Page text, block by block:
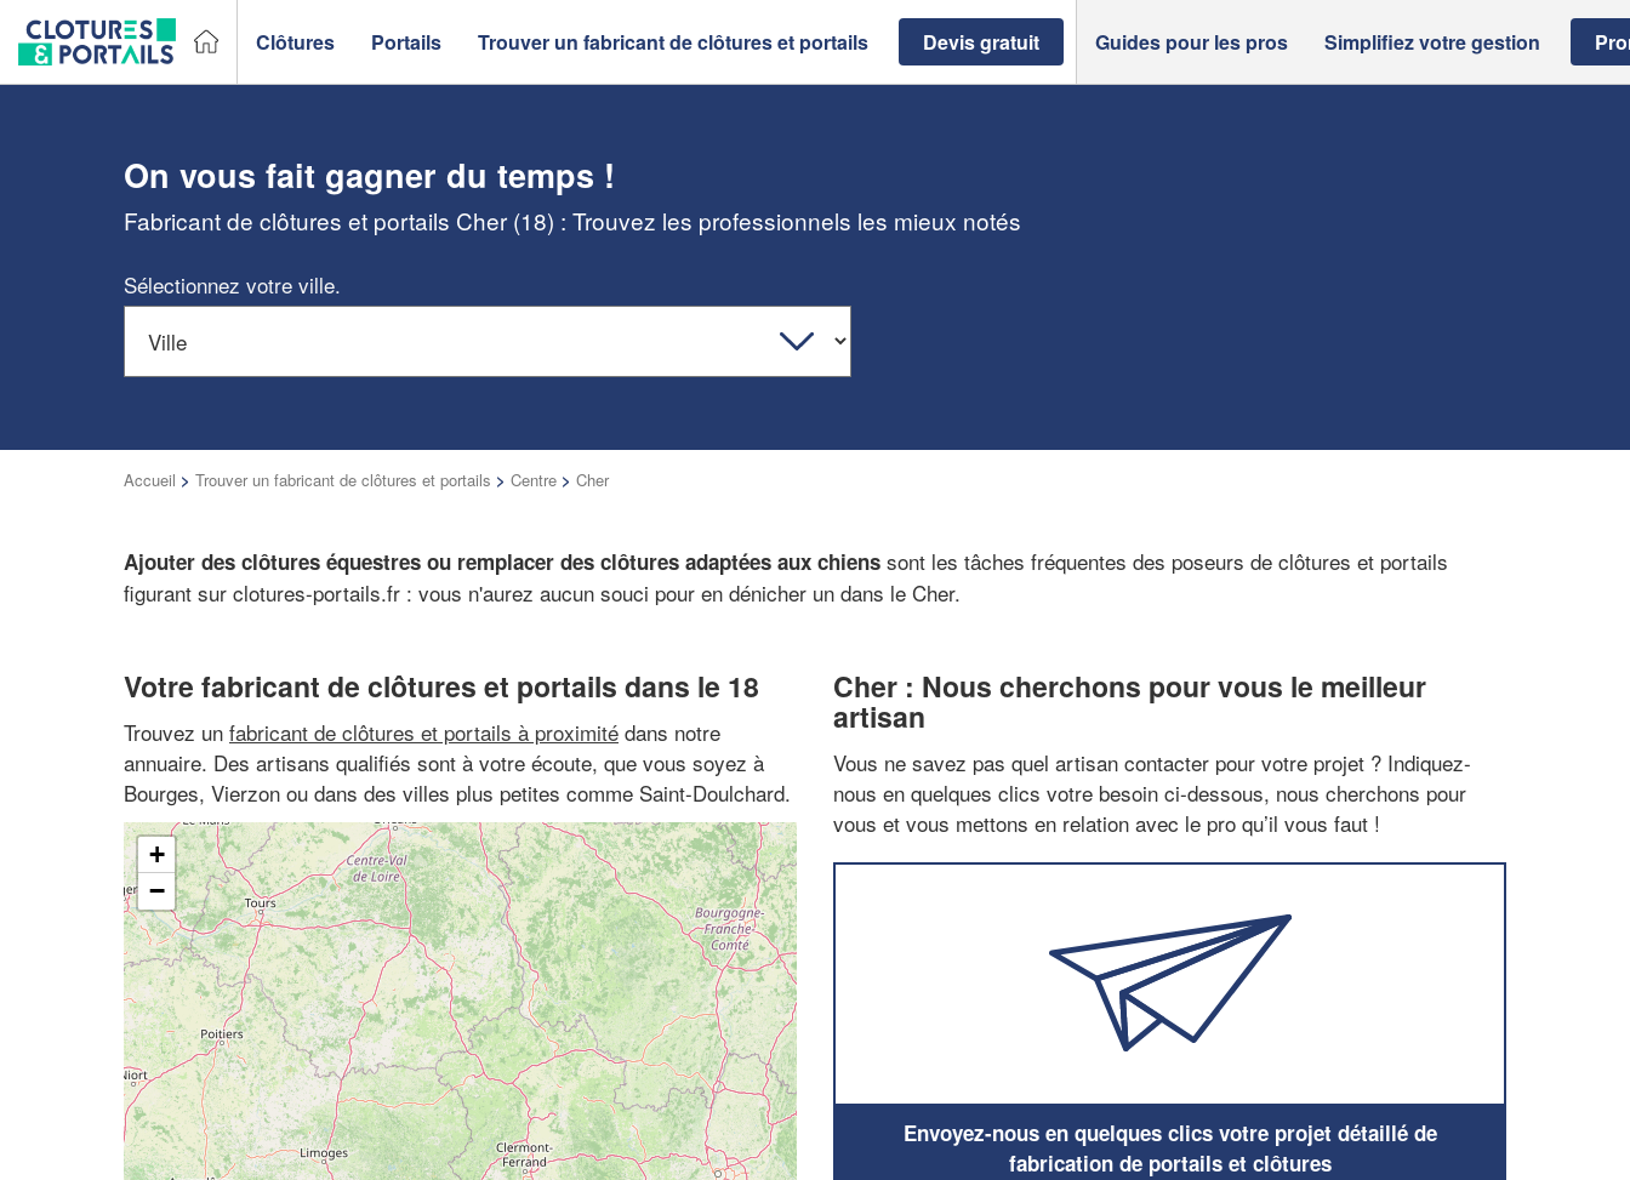
Clôtures Portails Trouver un fabricant de clôtures et portails Devis gratuit Guides pour les pros Simplifiez votre gestion
On vous fait gagner du temps !
Fabricant de clôtures et portails Cher (18) : Trouvez les professionnels les mieux notés
Sélectionnez votre ville.
Accueil > Trouver un fabricant de clôtures et portails > Centre > Cher
Ajouter des clôtures équestres ou remplacer des clôtures adaptées aux chiens sont les tâches fréquentes des poseurs de clôtures et portails
figurant sur clotures-portails.fr : vous n'aurez aucun souci pour en dénicher un dans le Cher.
Votre fabricant de clôtures et portails dans le 18
Trouvez un fabricant de clôtures et portails à proximité dans notre
annuaire. Des artisans qualifiés sont à votre écoute, que vous soyez à
Bourges, Vierzon ou dans des villes plus petites comme Saint-Doulchard.
+
−
Cher : Nous cherchons pour vous le meilleur
artisan
Vous ne savez pas quel artisan contacter pour votre projet ? Indiquez-
nous en quelques clics votre besoin ci-dessous, nous cherchons pour
vous et vous mettons en relation avec le pro qu’il vous faut !
Envoyez-nous en quelques clics votre projet détaillé de
fabrication de portails et clôtures